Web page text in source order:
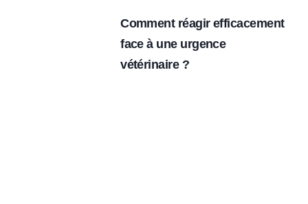
Comment réagir efficacement
face à une urgence
vétérinaire ?